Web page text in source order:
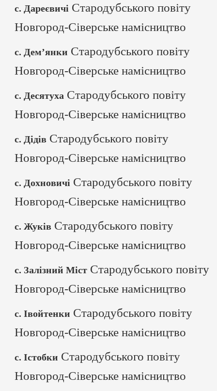
с. Дареєвичі Стародубського повіту
Новгород-Сіверське намісництво
с. Дем’янки Стародубського повіту
Новгород-Сіверське намісництво
с. Десятуха Стародубського повіту
Новгород-Сіверське намісництво
с. Дідів Стародубського повіту
Новгород-Сіверське намісництво
с. Дохновичі Стародубського повіту
Новгород-Сіверське намісництво
с. Жуків Стародубського повіту
Новгород-Сіверське намісництво
с. Залізний Міст Стародубського повіту
Новгород-Сіверське намісництво
с. Івойтенки Стародубського повіту
Новгород-Сіверське намісництво
с. Істобки Стародубського повіту
Новгород-Сіверське намісництво